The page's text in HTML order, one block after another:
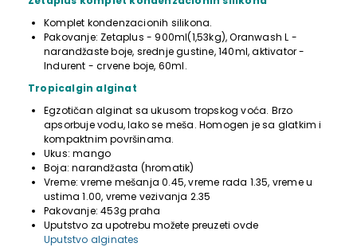
Komplet kondenzacionih silikona.
Pakovanje: Zetaplus - 900ml(1,53kg), Oranwash L -
narandžaste boje, srednje gustine, 140ml, aktivator -
Indurent - crvene boje, 60ml.
Tropicalgin alginat
Egzotičan alginat sa ukusom tropskog voća. Brzo
apsorbuje vodu, lako se meša. Homogen je sa glatkim i
kompaktnim površinama.
Ukus: mango
Boja: narandžasta (hromatik)
Vreme: vreme mešanja 0.45, vreme rada 1.35, vreme u
ustima 1.00, vreme vezivanja 2.35
Pakovanje: 453g praha
Uputstvo za upotrebu možete preuzeti ovde
Uputstvo alginates